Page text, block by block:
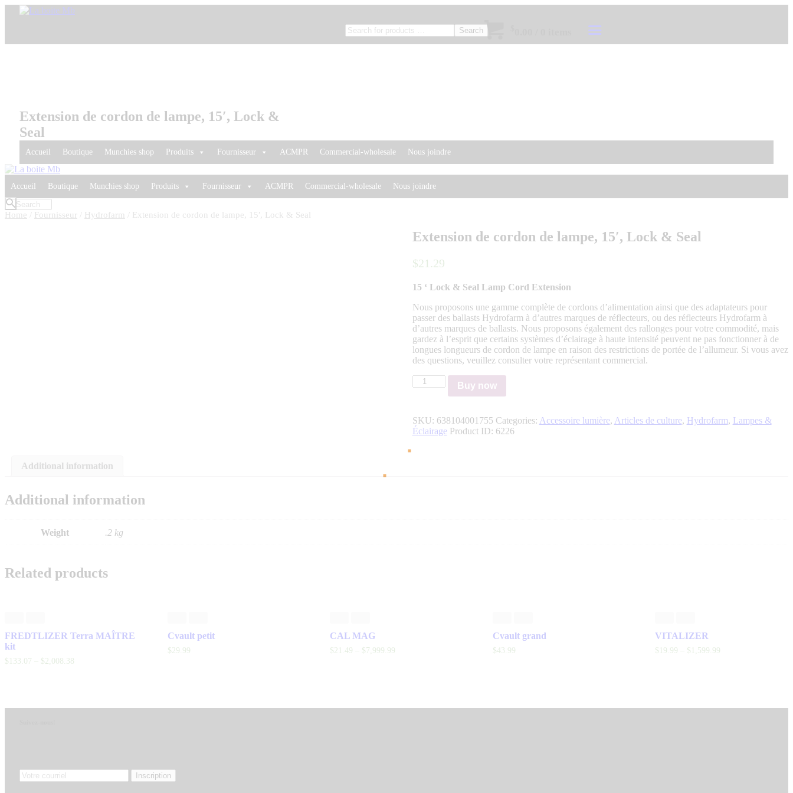
Search
Extension de cordon de lampe, 15′, Lock &
Seal
Accueil Boutique Munchies shop Produits Fournisseur ACMPR Commercial-wholesale Nous joindre
Accueil Boutique Munchies shop Produits Fournisseur ACMPR Commercial-wholesale Nous joindre
Home Fournisseur Hydrofarm / Extension de cordon de lampe, 15′, Lock & Seal
Extension de cordon de lampe, 15′, Lock & Seal
$21 .29
15 ‘ Lock & Seal Lamp Cord Extension
Nous proposons une gamme complète de cordons d’alimentation ainsi que des adaptateurs pour
passer des ballasts Hydrofarm à d’autres marques de réflecteurs, ou des réflecteurs Hydrofarm à
d’autres marques de ballasts. Nous proposons également des rallonges pour votre commodité, mais
gardez à l’esprit que certains systèmes d’éclairage à haute intensité peuvent ne pas fonctionner à de
longues longueurs de cordon de lampe en raison des restrictions de portée de l’allumeur. Si vous avez
des questions, veuillez consulter votre représentant commercial.
Extension
de
lampe,
15',
Buy now
SKU: 638104001755 Categories: Accessoire lumière, Articles de culture, Hydrofarm, Lampes &
Éclairage Product ID: 6226
Additional information
Additional information
Weight .2 kg
Related products
FREDTLIZER Terra MAÎTRE
kit
$ 133. 07 $2,008 . 38
Cvault petit
$29. 99
CAL MAG
$21 . 49 $7,999. 99
Cvault grand
$43. 99
VITALIZER
$ 19. 99 $ 1,599. 99